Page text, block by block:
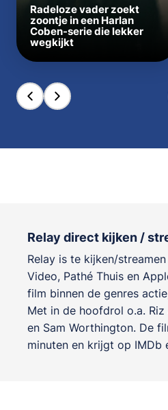
Radeloze vader zoekt
zoontje in een Harlan
Coben-serie die lekker
wegkijkt
Relay direct kijken /
Relay is te kijken/
Video, Pathé Thuis en
film binnen de genres
Met in de hoofdrol o.a. Riz
en Sam Worthington. De
minuten en krijgt op IMDb